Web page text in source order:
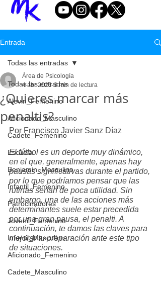
Entrada
Todas las entradas
Alevin_Femenino
Aficionado_Masculino
Cadete_Femenino
Escuela
Benjamin_Masculino
Infantil_Femenino
Patrocinadores
Juvenil_Femenino
Infantil_Masculino
Aficionado_Femenino
Cadete_Masculino
Todas las entradas
¿Quieres marcar más
penaltis?
Área de Psicología
4 abr 2023 3 min de lectura
Por Francisco Javier Sanz Díaz
El fútbol es un deporte muy dinámico,
en el que, generalmente, apenas hay
pausas significativas durante el partido,
por lo que podríamos pensar que las
rutinas serían de poca utilidad. Sin
embargo, una de las acciones más
determinantes suele estar precedida
por una gran pausa, el penalti. A
continuación, te damos las claves para
mejorar tu preparación ante este tipo
de situaciones.